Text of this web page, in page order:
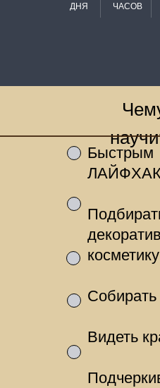
ДНЯ ЧАСОВ
Быстрым
косметику
Собирать
Видеть